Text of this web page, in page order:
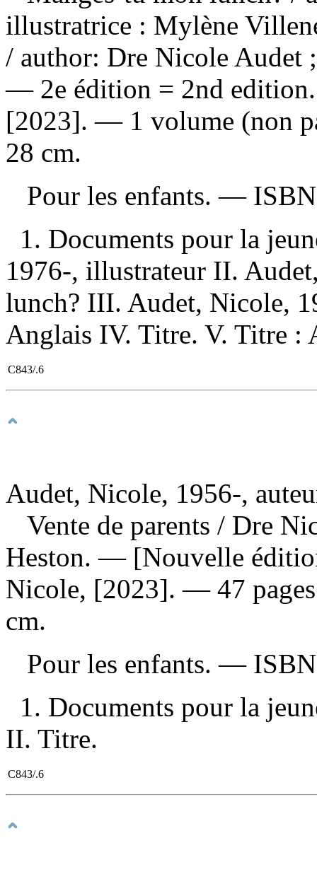
illustratrice : Mylène
/ author: Dre Nicole
— 2e édition = 2nd
[2023]. — 1 volume (non
28 cm.
Pour les enfants. —
1. Documents pour la
1976-, illustrateur II.
lunch? III. Audet, Nicole,
Anglais IV. Titre. V. Titre :
C843/.6
Audet, Nicole, 1956-,
Vente de parents / Dre
Heston. — [Nouvelle
Nicole, [2023]. — 47
cm.
Pour les enfants. —
1. Documents pour la
II. Titre.
C843/.6